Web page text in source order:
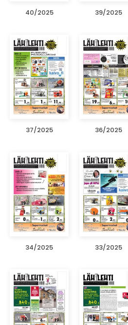
40/2025 39/2025
37/2025 36/2025
34/2025 33/2025